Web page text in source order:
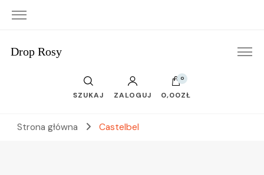
Drop Rosy
SZUKAJ ZALOGUJ
0
0,00ZŁ
Strona główna Castelbel